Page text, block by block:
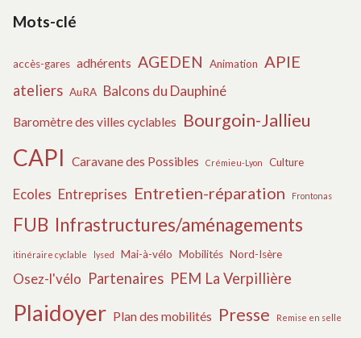
Mots-clé
accès-gares adhérents AGEDEN Animation APIE
ateliers AuRA Balcons du Dauphiné
Baromètre des villes cyclables Bourgoin-Jallieu
CAPI Caravane des Possibles Crémieu-Lyon Culture
Ecoles Entreprises Entretien-réparation Frontonas
FUB Infrastructures/aménagements
itinéraire cyclable lysed Mai-à-vélo Mobilités Nord-Isère
Osez-l'vélo Partenaires PEM La Verpillière
Plaidoyer Plan des mobilités Presse Remise en selle